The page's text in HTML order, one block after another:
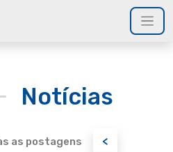
Notícias
as postagens <